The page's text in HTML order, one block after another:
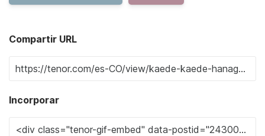
Compartir URL
Incorporar